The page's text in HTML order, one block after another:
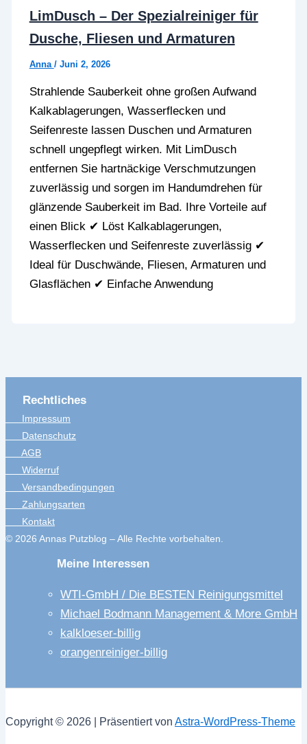
LimDusch – Der Spezialreiniger für
Dusche, Fliesen und Armaturen
Anna / Juni 2, 2026
Strahlende Sauberkeit ohne großen Aufwand
Kalkablagerungen, Wasserflecken und
Seifenreste lassen Duschen und Armaturen
schnell ungepflegt wirken. Mit LimDusch
entfernen Sie hartnäckige Verschmutzungen
zuverlässig und sorgen im Handumdrehen für
glänzende Sauberkeit im Bad. Ihre Vorteile auf
einen Blick ✔ Löst Kalkablagerungen,
Wasserflecken und Seifenreste zuverlässig ✔
Ideal für Duschwände, Fliesen, Armaturen und
Glasflächen ✔ Einfache Anwendung
Rechtliches
Impressum
Datenschutz
AGB
Widerruf
Versandbedingungen
Zahlungsarten
Kontakt
© 2026 Annas Putzblog – Alle Rechte vorbehalten.
Meine Interessen
WTI-GmbH / Die BESTEN Reinigungsmittel
Michael Bodmann Management & More GmbH
kalkloeser-billig
orangenreiniger-billig
Copyright © 2026 | Präsentiert von Astra-WordPress-Theme